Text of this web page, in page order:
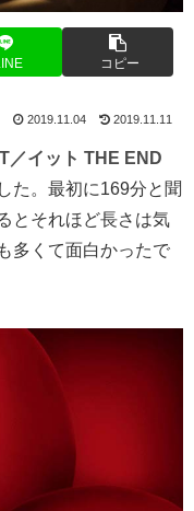
コピー
2019.11.04 2019.11.11
IT／イット THE END
た。最初に169分と聞
とそれほど長さは気
多くて面白かったで